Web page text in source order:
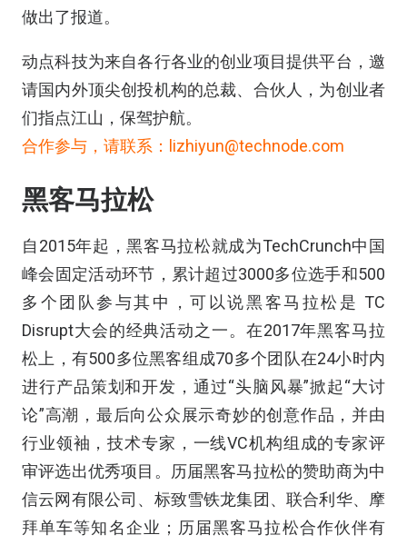
做出了报道。
动点科技为来自各行各业的创业项目提供平台，邀
请国内外顶尖创投机构的总裁、合伙人，为创业者
们指点江山，保驾护航。
合作参与，请联系：lizhiyun@technode.com
黑客马拉松
自2015年起，黑客马拉松就成为TechCrunch中国
峰会固定活动环节，累计超过3000多位选手和500
多个团队参与其中，可以说黑客马拉松是 TC
Disrupt大会的经典活动之一。在2017年黑客马拉
松上，有500多位黑客组成70多个团队在24小时内
进行产品策划和开发，通过“头脑风暴”掀起“大讨
论”高潮，最后向公众展示奇妙的创意作品，并由
行业领袖，技术专家，一线VC机构组成的专家评
审评选出优秀项目。历届黑客马拉松的赞助商为中
信云网有限公司、标致雪铁龙集团、联合利华、摩
拜单车等知名企业；历届黑客马拉松合作伙伴有